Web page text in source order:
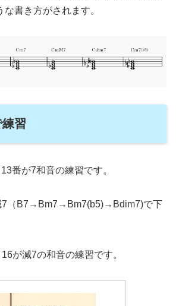
書き方がされます。
習
番が7和音の練習です。
（B7→Bm7→Bm7(b5)→Bdim7)で下
が減7の和音の練習です。